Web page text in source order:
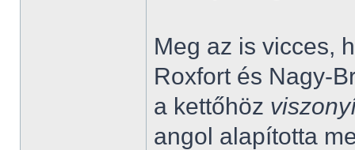
Meg az is vicces,
Roxfort és Nagy-
a kettőhöz
angol alapította